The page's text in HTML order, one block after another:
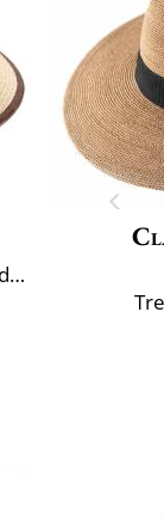
Auténtico Sombrero panama en fibras de Toquilla